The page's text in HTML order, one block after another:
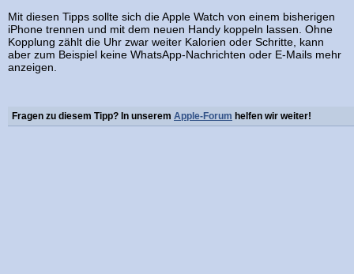
Mit diesen Tipps sollte sich die Apple Watch von einem bisherigen
iPhone trennen und mit dem neuen Handy koppeln lassen. Ohne
Kopplung zählt die Uhr zwar weiter Kalorien oder Schritte, kann
aber zum Beispiel keine WhatsApp-Nachrichten oder E-Mails mehr
anzeigen.
Fragen zu diesem Tipp? In unserem Apple-Forum helfen wir weiter!